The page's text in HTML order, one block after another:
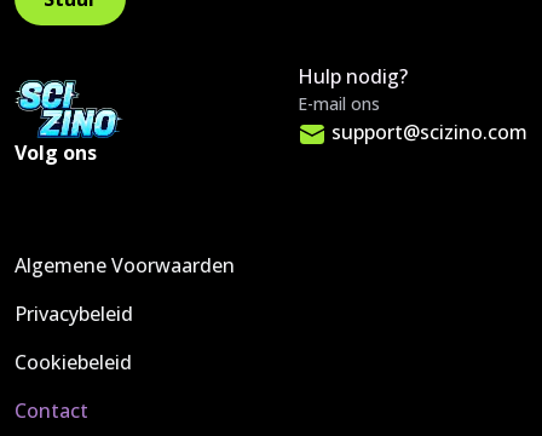
Volg ons
Algemene Voorwaarden
Privacybeleid
Cookiebeleid
Contact
Hulp nodig?
E-mail ons
support@scizino.com